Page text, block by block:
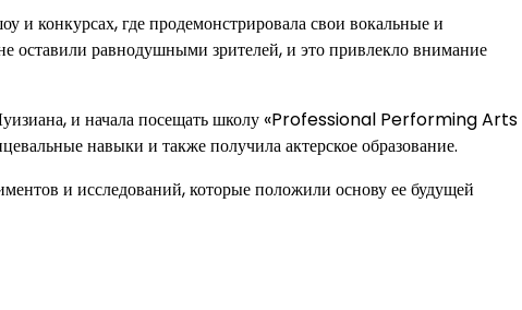
и конкурсах, где продемонстрировала свои вокальные и
оставили равнодушными зрителей, и это привлекло внимание
и начала посещать школу «Professional Performing Arts
навыки и также получила актерское образование.
и исследований, которые положили основу ее будущей